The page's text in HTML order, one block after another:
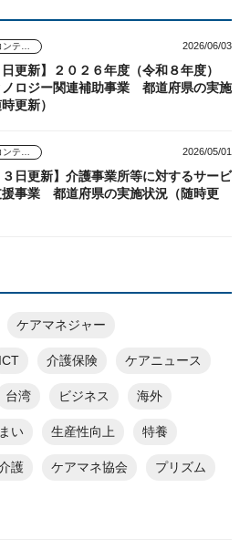
お役立ちコンテンツ 2026/06/03
日更新】２０２６年度（令和８年度）
ノロジー関連補助事業 都道府県の実施
更新）
お役立ちコンテンツ 2026/05/01
３日更新】介護事業所等に対するサービ
援事業 都道府県の実施状況（随時更
ケアマネジャー
ICT 介護保険 ケアニュース
台湾 ビジネス 海外
い 生産性向上 特養
護 ケアマネ協会 プリズム